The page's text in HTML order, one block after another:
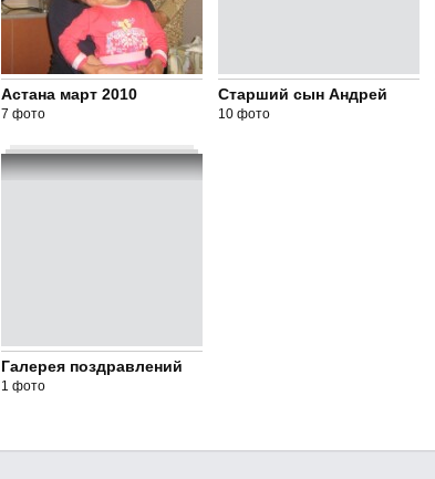
Астана март 2010
7 фото
Старший сын Андрей
10 фото
Галерея поздравлений
1 фото